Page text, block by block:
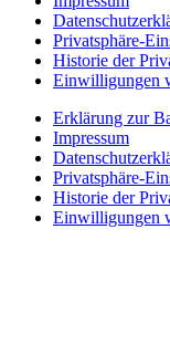
Privatsphäre-
Historie der
Einwilligungen
Erklärung zur
Impressum
Privatsphäre-
Historie der
Einwilligungen